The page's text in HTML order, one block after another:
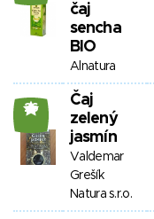
čaj
sencha
BIO
Alnatura
26
Čaj
zelený
jasmín
Valdemar
Grešík
Natura s.r.o.